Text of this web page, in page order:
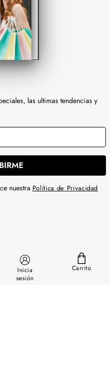
Inicia
sesión
Carrito
las ultimas tendencias y
nuestra Política de Privacidad